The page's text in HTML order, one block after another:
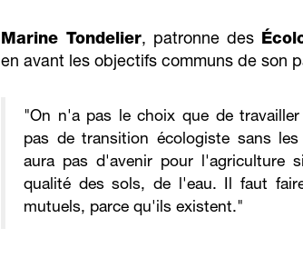
Marine Tondelier, patronne des
en avant les objectifs communs de son
"On n'a pas le choix que de
pas de transition écologiste sans
aura pas d'avenir pour l'agriculture
qualité des sols, de l'eau. Il faut
mutuels, parce qu'ils existent."